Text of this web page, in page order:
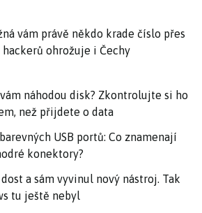
vám právě někdo krade číslo přes
ohrožuje i Čechy
náhodou disk? Zkontrolujte si ho
než přijdete o data
USB portů: Co znamenají
konektory?
a sám vyvinul nový nástroj. Tak
tu ještě nebyl